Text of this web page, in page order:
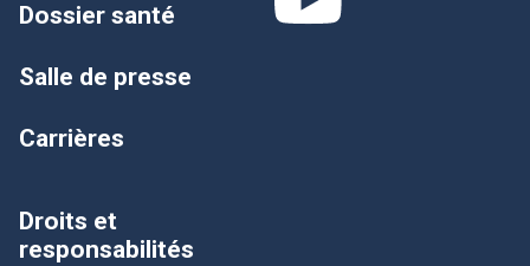
Dossier santé
Salle de presse
Carrières
Droits et
responsabilités